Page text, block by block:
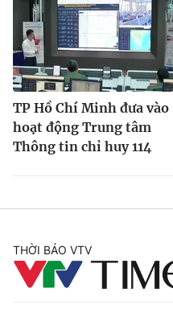
TP Hồ Chí Minh đưa vào
hoạt động Trung tâm
Thông tin chỉ huy 114
THỜI BÁO VTV